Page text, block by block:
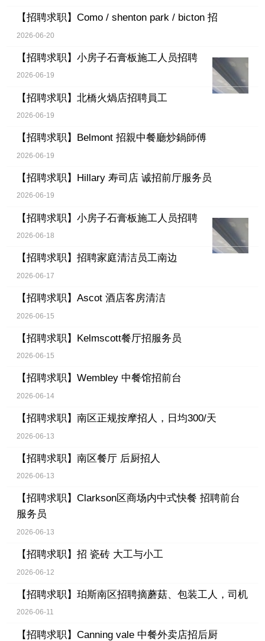
【招聘求职】 Como / shenton park / bicton 招
2026-06-20
【招聘求职】 小房子石膏板施工人员招聘
2026-06-19
【招聘求职】 北橋火煱店招聘員工
2026-06-19
【招聘求职】 Belmont 招親中餐廳炒鍋師傅
2026-06-19
【招聘求职】 Hillary 寿司店 诚招前厅服务员
2026-06-19
【招聘求职】 小房子石膏板施工人员招聘
2026-06-18
【招聘求职】 招聘家庭清洁员工南边
2026-06-17
【招聘求职】 Ascot 酒店客房清洁
2026-06-15
【招聘求职】 Kelmscott餐厅招服务员
2026-06-15
【招聘求职】 Wembley 中餐馆招前台
2026-06-14
【招聘求职】 南区正规按摩招人，日均300/天
2026-06-13
【招聘求职】 南区餐厅 后厨招人
2026-06-13
【招聘求职】 Clarkson区商场内中式快餐 招聘前台
服务员
2026-06-13
【招聘求职】 招 瓷砖 大工与小工
2026-06-12
【招聘求职】 珀斯南区招聘摘蘑菇、包装工人，司机
2026-06-11
【招聘求职】 Canning vale 中餐外卖店招后厨